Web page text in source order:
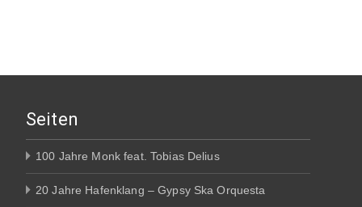
Seiten
100 Jahre Monk feat. Tobias Delius
20 Jahre Hafenklang – Gypsy Ska Orquesta